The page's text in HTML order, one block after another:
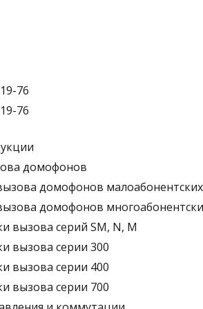
76
76
домофонов
домофонов малоабонентских
домофонов
вызова серий SM, N, M
вызова серии 300
вызова серии 400
вызова серии 700